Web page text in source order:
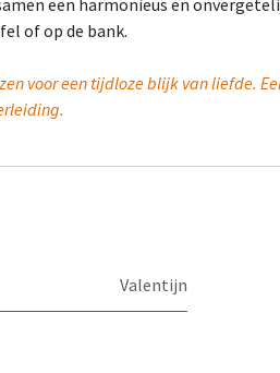
of op de bank.
voor een tijdloze blijk van liefde.
Valentijn